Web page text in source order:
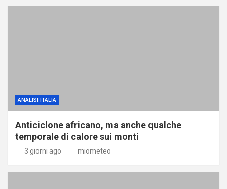
ANALISI ITALIA
Anticiclone africano, ma anche qualche
temporale di calore sui monti
3 giorni ago miometeo